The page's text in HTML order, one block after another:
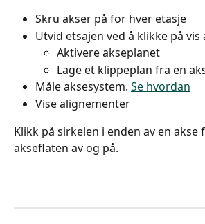
Skru akser på for hver etasje
Utvid etsajen ved å klikke på vis
Aktivere akseplanet
Lage et klippeplan fra en
Måle aksesystem. Se hvordan
Vise alignementer
Klikk på sirkelen i enden av en akse
akseflaten av og på.